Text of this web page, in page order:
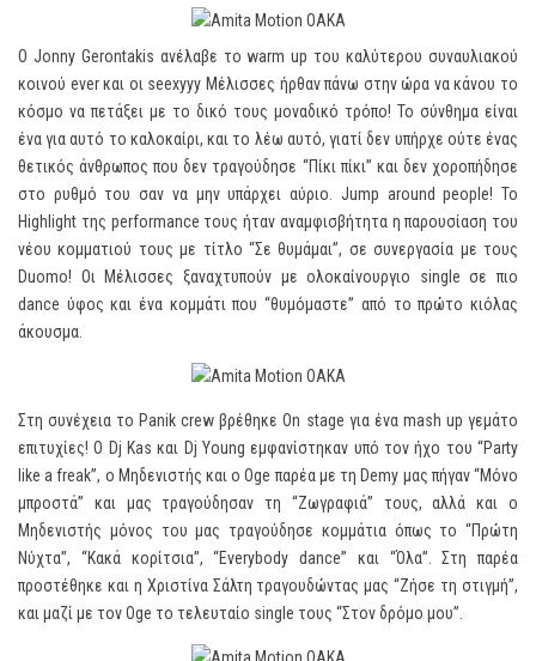
Ο Jonny Gerontakis ανέλαβε το warm up του καλύτερου συναυλιακού
κοινού ever και οι seexyyy Μέλισσες ήρθαν πάνω στην ώρα να κάνου το
κόσμο να πετάξει με το δικό τους μοναδικό τρόπο! Το σύνθημα είναι
ένα για αυτό το καλοκαίρι, και το λέω αυτό, γιατί δεν υπήρχε ούτε ένας
θετικός άνθρωπος που δεν τραγούδησε “Πίκι πίκι” και δεν χοροπήδησε
στο ρυθμό του σαν να μην υπάρχει αύριο. Jump around people! Το
Highlight της performance τους ήταν αναμφισβήτητα η παρουσίαση του
νέου κομματιού τους με τίτλο “Σε θυμάμαι”, σε συνεργασία με τους
Duomo! Οι Μέλισσες ξαναχτυπούν με ολοκαίνουργιο single σε πιο
dance ύφος και ένα κομμάτι που “θυμόμαστε” από το πρώτο κιόλας
άκουσμα.
Στη συνέχεια το Panik crew βρέθηκε On stage για ένα mash up γεμάτο
επιτυχίες! Ο Dj Kas και Dj Young εμφανίστηκαν υπό τον ήχο του “Party
like a freak”, o Μηδενιστής και ο Oge παρέα με τη Demy μας πήγαν “Μόνο
μπροστά” και μας τραγούδησαν τη “Ζωγραφιά” τους, αλλά και ο
Μηδενιστής μόνος του μας τραγούδησε κομμάτια όπως το “Πρώτη
Νύχτα”, “Κακά κορίτσια”, “Everybody dance” και “Όλα”. Στη παρέα
προστέθηκε και η Χριστίνα Σάλτη τραγουδώντας μας “Ζήσε τη στιγμή”,
και μαζί με τον Oge το τελευταίο single τους “Στον δρόμο μου”.